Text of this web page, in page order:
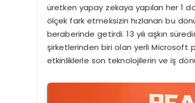
üretken yapay zekaya yapılan her 1
ölçek fark etmeksizin hızlanan bu
beraberinde getirdi. 13 yılı aşkın
şirketlerinden biri olan yerli Microsoft
etkinliklerle son teknolojilerin ve iş